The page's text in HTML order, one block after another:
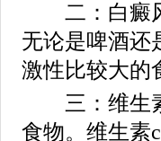
二：白癜风
无论是啤酒还
激性比较大的
三：维生素
食物。维生素